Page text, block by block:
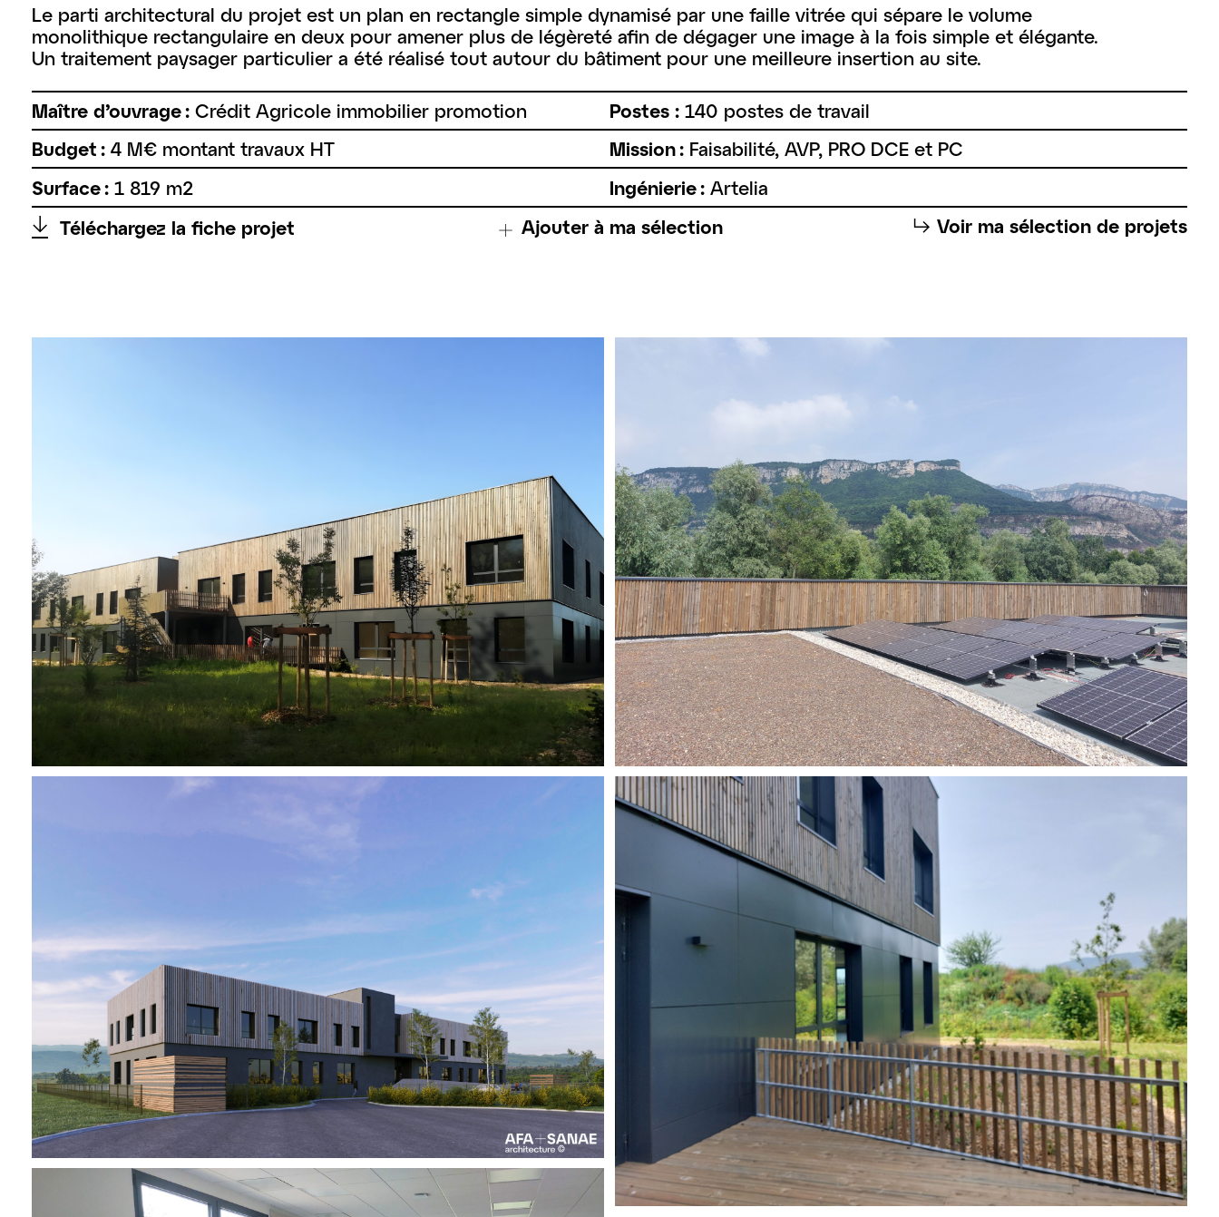
Le parti architectural du projet est un plan en rectangle simple dynamisé par une faille vitrée qui sépare le volume
monolithique rectangulaire en deux pour amener plus de légèreté afin de dégager une image à la fois simple et élégante.
Un traitement paysager particulier a été réalisé tout autour du bâtiment pour une meilleure insertion au site.
Maître d’ouvrage : Crédit Agricole immobilier promotion Postes : 140 postes de travail
Budget : 4 M€ montant travaux HT Mission : Faisabilité, AVP, PRO DCE et PC
Surface : 1 819 m2 Ingénierie : Artelia
↑ Téléchargez la fiche projet Ajouter à ma sélection ⮡ Voir ma sélection de projets